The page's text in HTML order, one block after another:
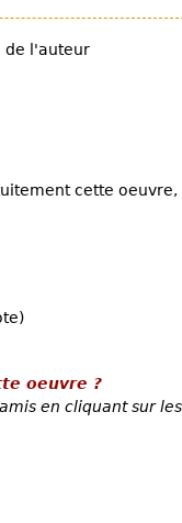
de l'auteur
cette
oeuvre ?
en cliquant sur